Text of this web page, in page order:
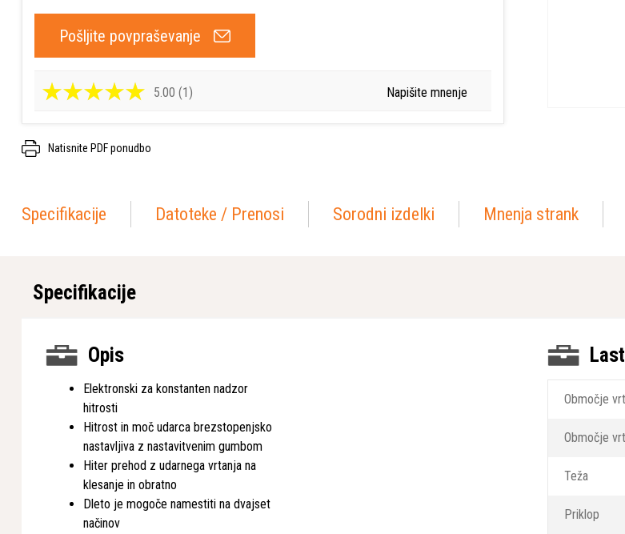
Pošljite povpraševanje
5.00 (1) Napišite mnenje
Natisnite PDF ponudbo
Specifikacije Datoteke / Prenosi Sorodni izdelki Mnenja strank
Specifikacije
Opis
Elektronski za konstanten nadzor
hitrosti
Hitrost in moč udarca brezstopenjsko
nastavljiva z nastavitvenim gumbom
Hiter prehod z udarnega vrtanja na
klesanje in obratno
Dleto je mogoče namestiti na dvajset
načinov
Območje
Območje
Teža
Priklop